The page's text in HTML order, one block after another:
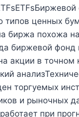
ценных
биржа похожа
биржевой
акции в точном
торгуемых
и рыночных
при